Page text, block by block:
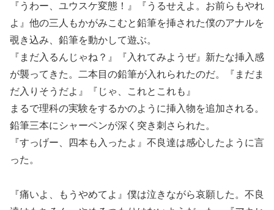
『うわー、ユウスケ変態！』『うるせえよ。お前らもやれ
よ』他の三人もかがみこむと鉛筆を挿された僕のアナルを
覗き込み、鉛筆を動かして遊ぶ。
『まだ入るんじゃね？』『入れてみようぜ』新たな挿入感
が襲ってきた。二本目の鉛筆が入れられたのだ。『まだま
だ入りそうだよ』『じゃ、これとこれも』
まるで理科の実験をするかのように挿入物を追加される。
鉛筆三本にシャーペンが深く突き刺さられた。
『すっげー、四本も入ったよ』不良達は感心したように言
った。
『痛いよ、もうやめてよ』僕は泣きながら哀願した。不良